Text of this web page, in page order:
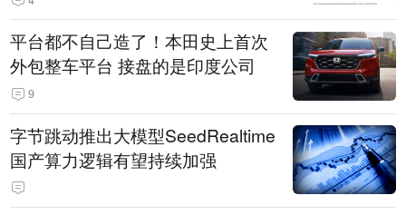
平台都不自己造了！本田史上首次
外包整车平台 接盘的是印度公司
9
字节跳动推出大模型SeedRealtime
国产算力逻辑有望持续加强